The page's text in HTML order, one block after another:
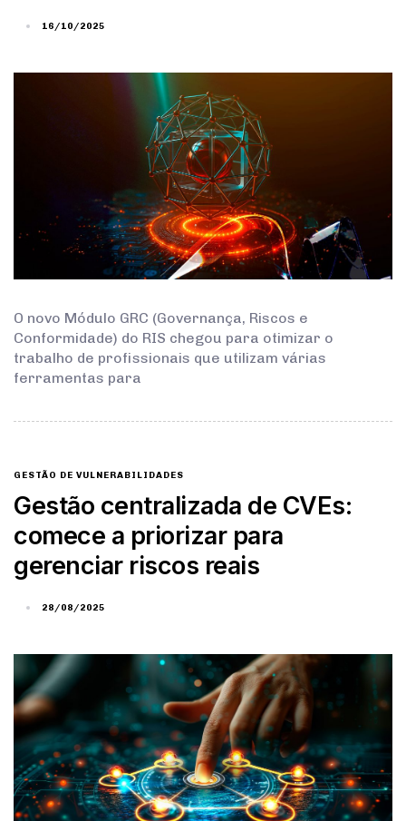
16/10/2025
O novo Módulo GRC (Governança, Riscos e
Conformidade) do RIS chegou para otimizar o
trabalho de profissionais que utilizam várias
ferramentas para
GESTÃO DE VULNERABILIDADES
Gestão centralizada de CVEs:
comece a priorizar para
gerenciar riscos reais
28/08/2025